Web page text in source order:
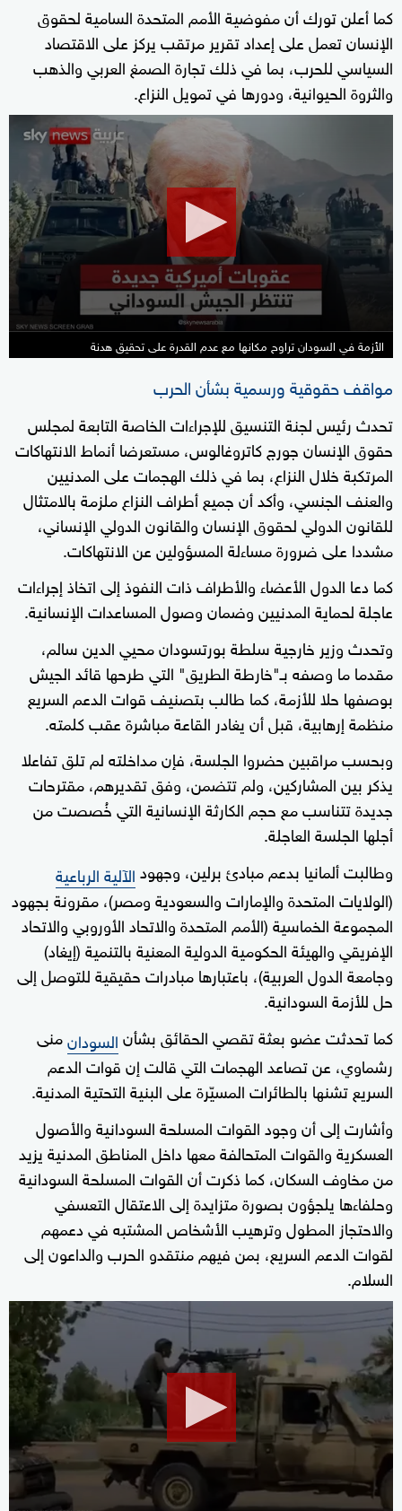
كما أعلن تورك أن مفوضية الأمم المتحدة السامية لحقوق
الإنسان تعمل على إعداد تقرير مرتقب يركز على الاقتصاد
السياسي للحرب، بما في ذلك تجارة الصمغ العربي والذهب
والثروة الحيوانية، ودورها في تمويل النزاع.
seconds
13
minutes,
34
seconds
الأزمة في السودان تراوح مكانها مع عدم القدرة على تحقيق هدنة
مواقف حقوقية ورسمية بشأن الحرب
تحدث رئيس لجنة التنسيق للإجراءات الخاصة التابعة لمجلس
حقوق الإنسان جورج كاتروغالوس، مستعرضا أنماط الانتهاكات
المرتكبة خلال النزاع، بما في ذلك الهجمات على المدنيين
والعنف الجنسي، وأكد أن جميع أطراف النزاع ملزمة بالامتثال
للقانون الدولي لحقوق الإنسان والقانون الدولي الإنساني،
مشددا على ضرورة مساءلة المسؤولين عن الانتهاكات.
كما دعا الدول الأعضاء والأطراف ذات النفوذ إلى اتخاذ إجراءات
عاجلة لحماية المدنيين وضمان وصول المساعدات الإنسانية.
وتحدث وزير خارجية سلطة بورتسودان محيي الدين سالم،
مقدما ما وصفه بـ"خارطة الطريق" التي طرحها قائد الجيش
بوصفها حلا للأزمة، كما طالب بتصنيف قوات الدعم السريع
منظمة إرهابية، قبل أن يغادر القاعة مباشرة عقب كلمته.
وبحسب مراقبين حضروا الجلسة، فإن مداخلته لم تلق تفاعلا
يذكر بين المشاركين، ولم تتضمن، وفق تقديرهم، مقترحات
جديدة تتناسب مع حجم الكارثة الإنسانية التي خُصصت من
أجلها الجلسة العاجلة.
وطالبت ألمانيا بدعم مبادئ برلين، وجهودالآلية الرباعية
(الولايات المتحدة والإمارات والسعودية ومصر)، مقرونة بجهود
المجموعة الخماسية (الأمم المتحدة والاتحاد الأوروبي والاتحاد
الإفريقي والهيئة الحكومية الدولية المعنية بالتنمية (إيغاد)
وجامعة الدول العربية)، باعتبارها مبادرات حقيقية للتوصل إلى
حل للأزمة السودانية.
كما تحدثت عضو بعثة تقصي الحقائق بشأنالسودانمنى
رشماوي، عن تصاعد الهجمات التي قالت إن قوات الدعم
السريع تشنها بالطائرات المسيّرة على البنية التحتية المدنية.
وأشارت إلى أن وجود القوات المسلحة السودانية والأصول
العسكرية والقوات المتحالفة معها داخل المناطق المدنية يزيد
من مخاوف السكان، كما ذكرت أن القوات المسلحة السودانية
وحلفاءها يلجؤون بصورة متزايدة إلى الاعتقال التعسفي
والاحتجاز المطول وترهيب الأشخاص المشتبه في دعمهم
لقوات الدعم السريع، بمن فيهم منتقدو الحرب والداعون إلى
السلام.
0
seconds
of
2
minutes,
seconds